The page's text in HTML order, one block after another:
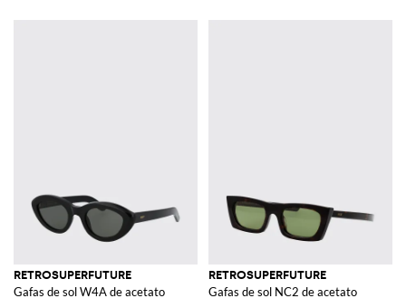
RETROSUPERFUTURE
Gafas de sol W4A de acetato
RETROSUPERFUTURE
Gafas de sol NC2 de acetato